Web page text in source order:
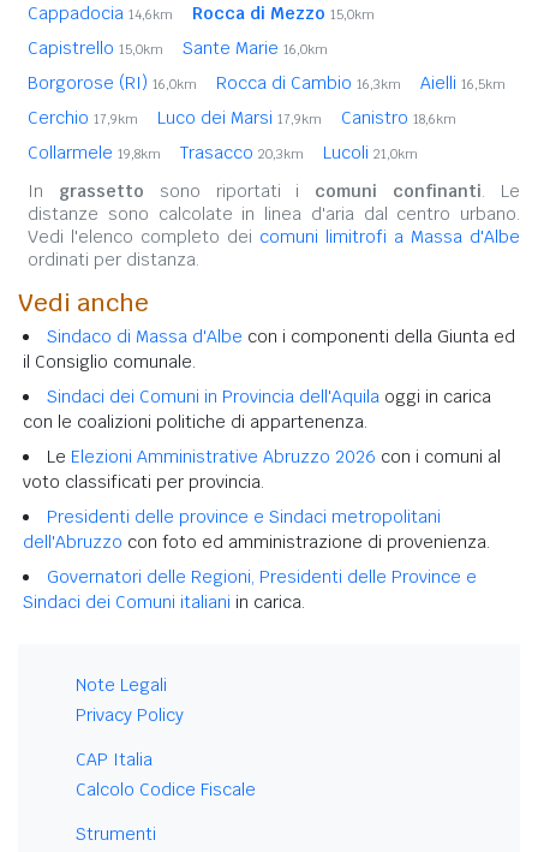
Cappadocia 14,6km Rocca di Mezzo 15,0km
Capistrello 15,0km Sante Marie 16,0km
Borgorose (RI) 16,0km Rocca di Cambio 16,3km Aielli 16,5km
Cerchio 17,9km Luco dei Marsi 17,9km Canistro 18,6km
Collarmele 19,8km Trasacco 20,3km Lucoli 21,0km
In grassetto sono riportati i comuni confinanti. Le
distanze sono calcolate in linea d'aria dal centro urbano.
Vedi l'elenco completo dei comuni limitrofi a Massa d'Albe
ordinati per distanza.
Vedi anche
Sindaco di Massa d'Albe con i componenti della Giunta ed
il Consiglio comunale.
Sindaci dei Comuni in Provincia dell'Aquila oggi in carica
con le coalizioni politiche di appartenenza.
Le Elezioni Amministrative Abruzzo 2026 con i comuni al
voto classificati per provincia.
Presidenti delle province e Sindaci metropolitani
dell'Abruzzo con foto ed amministrazione di provenienza.
Governatori delle Regioni, Presidenti delle Province e
Sindaci dei Comuni italiani in carica.
Note Legali
Privacy Policy
CAP Italia
Calcolo Codice Fiscale
Strumenti